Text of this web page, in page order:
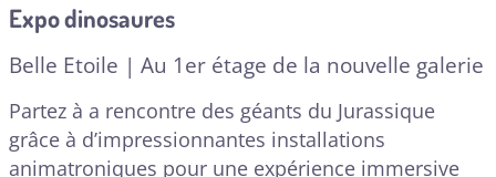
Expo dinosaures
Belle Etoile | Au 1er étage de la nouvelle galerie
Partez à a rencontre des géants du Jurassique
grâce à d’impressionnantes installations
animatroniques pour une expérience immersive